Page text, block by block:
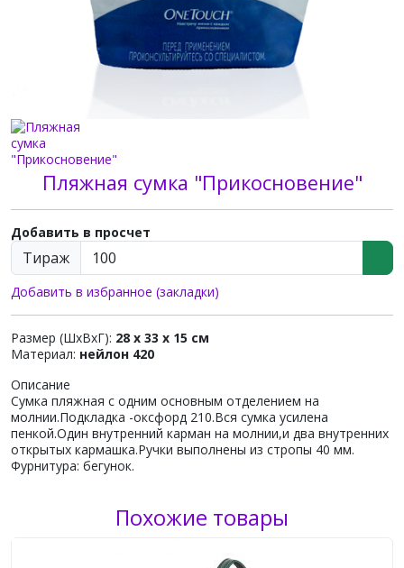
Пляжная сумка "Прикосновение"
Добавить в просчет
Тираж
Добавить в избранное (закладки)
Размер (ШхВхГ): 28 x 33 x 15 см
Материал: нейлон 420
Описание
Сумка пляжная с одним основным отделением на
молнии.Подкладка -оксфорд 210.Вся сумка усилена
пенкой.Один внутренний карман на молнии,и два внутренних
открытых кармашка.Ручки выполнены из стропы 40 мм.
Фурнитура: бегунок.
Похожие товары